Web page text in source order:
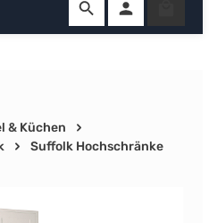
& Küchen
Suffolk Hochschränke